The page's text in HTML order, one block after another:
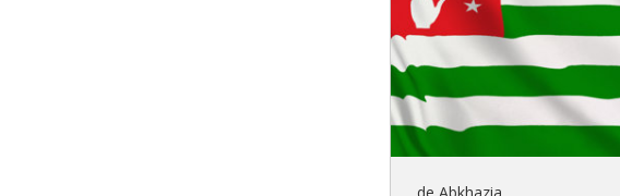
de Abkhazia